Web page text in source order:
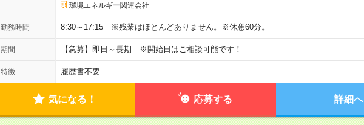
環境エネルギー関連会社
勤務時間 8:30～17:15 ※残業はほとんどありません。※休憩60分。
期間 【急募】即日～長期 ※開始日はご相談可能です！
特徴 履歴書不要
気になる！ 応募する 詳細へ